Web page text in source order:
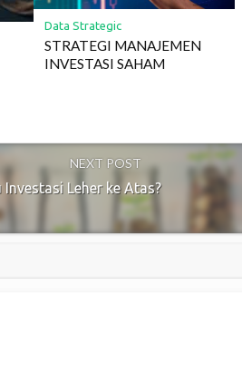
Data Strategic
STRATEGI MANAJEMEN
INVESTASI SAHAM
NEXT POST
Investasi Leher ke Atas?